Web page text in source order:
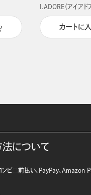
I.ADORE（アイアド
カートに
について
ンビニ前払い、PayPay、Amazon